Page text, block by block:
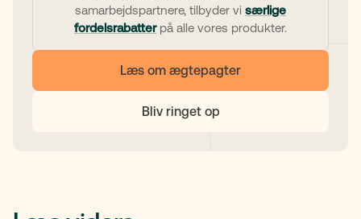
samarbejdspartnere, tilbyder vi særlige
fordelsrabatterpå alle vores produkter.
Læs om ægtepagter
Bliv ringet op